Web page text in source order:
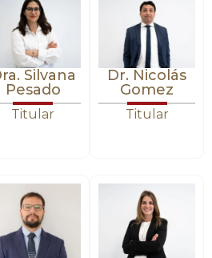
Silvana
Pesado
Titular
Dr. Nicolás
Gomez
Titular